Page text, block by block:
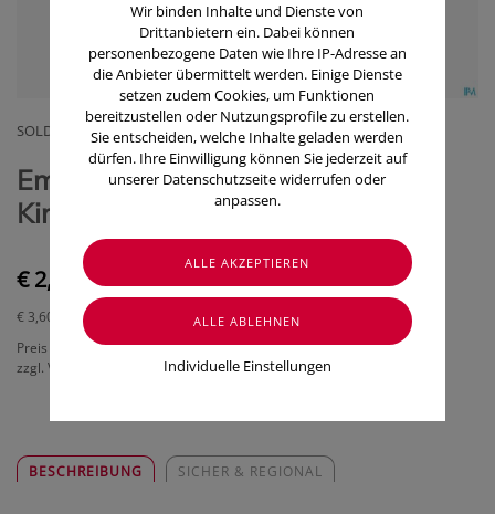
SOLDAN C.DR.GMBH
Em-eukal Bonbons zuckerfrei
Kinder Wildkirsche 75g
€ 2,70
€ 3,60
/ 100 g
Preis inkl. MwSt.
zzgl. Versandkosten
BESCHREIBUNG SICHER & REGIONAL
Wir binden Inhalte und Dienste von
Drittanbietern ein. Dabei können
personenbezogene Daten wie Ihre IP-Adresse an
die Anbieter übermittelt werden. Einige Dienste
setzen zudem Cookies, um Funktionen
bereitzustellen oder Nutzungsprofile zu erstellen.
Sie entscheiden, welche Inhalte geladen werden
dürfen. Ihre Einwilligung können Sie jederzeit auf
unserer Datenschutzseite widerrufen oder
anpassen.
Individuelle Einstellungen